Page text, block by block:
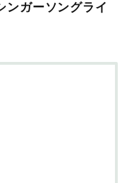
ンガーソングライ